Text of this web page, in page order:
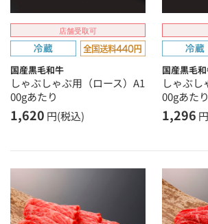
店舗受取可
国産黒毛和牛
しゃぶしゃぶ用（ロース）A1
00gあたり
1,620 円(税込)
国産黒毛
しゃぶし
00gあたり
1,296